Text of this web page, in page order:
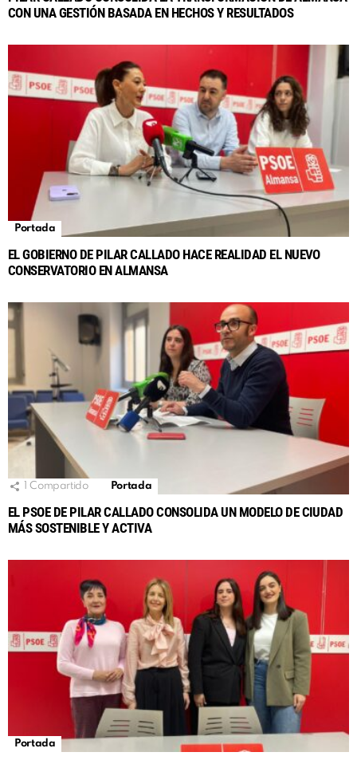
CON UNA GESTIÓN BASADA EN HECHOS Y RESULTADOS
Portada
EL GOBIERNO DE PILAR CALLADO HACE REALIDAD EL NUEVO
CONSERVATORIO EN ALMANSA
Compartido Portada
EL PSOE DE PILAR CALLADO CONSOLIDA UN MODELO DE CIUDAD
MÁS SOSTENIBLE Y ACTIVA
Portada